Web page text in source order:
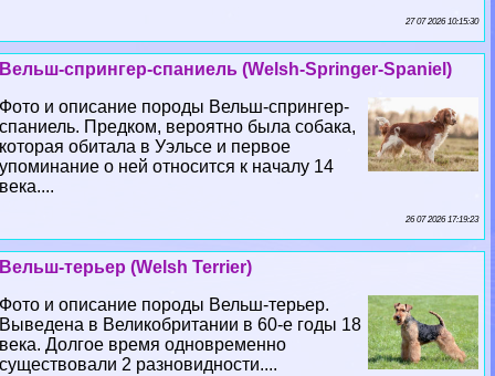
27 07 2026 10:15:30
Вельш-спрингер-спаниель (Welsh-Springer-Spaniel)
Фото и описание породы Вельш-спрингер-
спаниель. Предком, вероятно была собака,
которая обитала в Уэльсе и первое
упоминание о ней относится к началу 14
века....
26 07 2026 17:19:23
Вельш-терьер (Welsh Terrier)
Фото и описание породы Вельш-терьер.
Выведена в Великобритании в 60-е годы 18
века. Долгое время одновременно
существовали 2 разновидности....